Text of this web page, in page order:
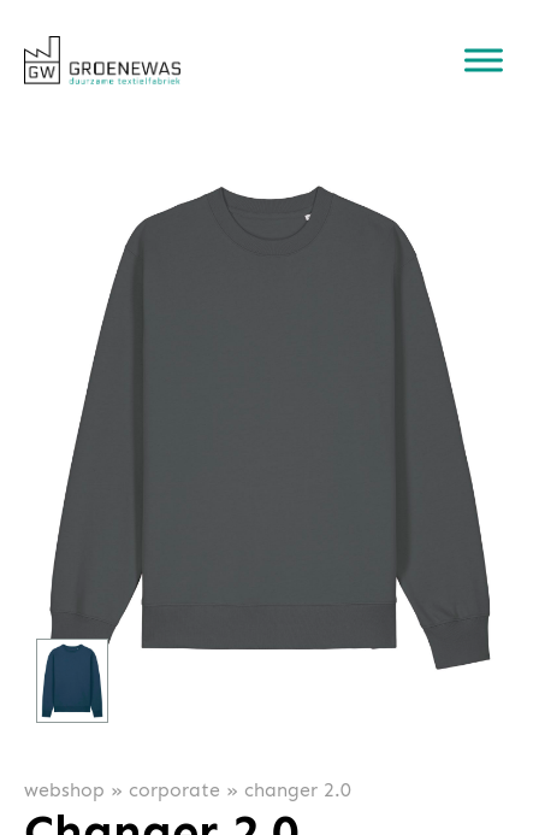
webshop » corporate » changer 2.0